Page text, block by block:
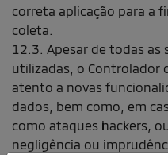
correta aplicação para a
coleta.
12.3. Apesar de todas as
utilizadas, o Controlador
atento a novas
dados, bem como, em
como ataques hackers,
negligência ou